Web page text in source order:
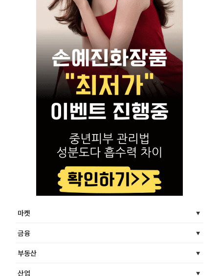
마켓
금융
부동산
산업